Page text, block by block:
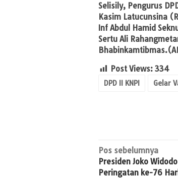
Selisily, Pengurus
Kasim Latucunsina
Inf Abdul Hamid
Sertu Ali
Post Views: 334
DPD II KNPI Gelar
Navigasi
pos
Pos sebelumnya
Presiden Joko
Peringatan ke-76